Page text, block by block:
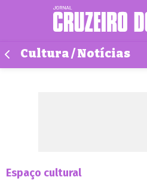
Cultura / Notícias
Espaço cultural